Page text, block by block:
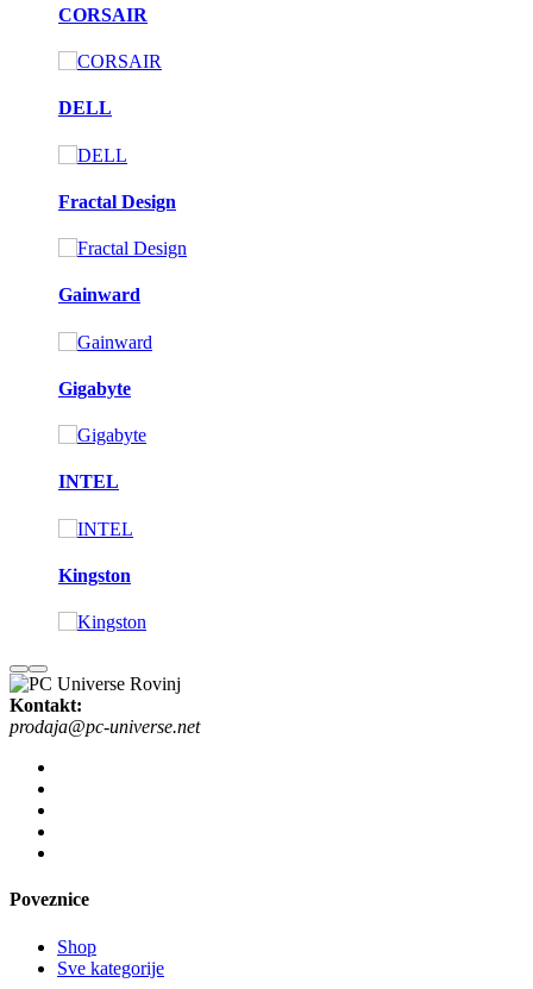
CORSAIR
DELL
Fractal Design
Gainward
Gigabyte
INTEL
Kingston
Kontakt:
prodaja@pc-universe.net
Poveznice
Shop
Sve kategorije